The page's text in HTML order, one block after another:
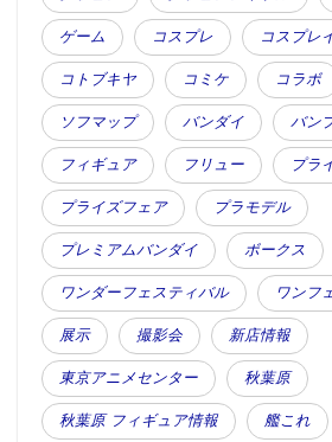
ゲーム コスプレ コスプレ
コトブキヤ コミケ コラボ
ソフマップ バンダイ バン
フィギュア フリュー プラ
プライズフェア プラモデル
プレミアムバンダイ ボークス
ワンダーフェスティバル ワンフ
展示 撮影会 新店情報
東京アニメセンター 秋葉原
秋葉原 フィギュア情報 艦これ